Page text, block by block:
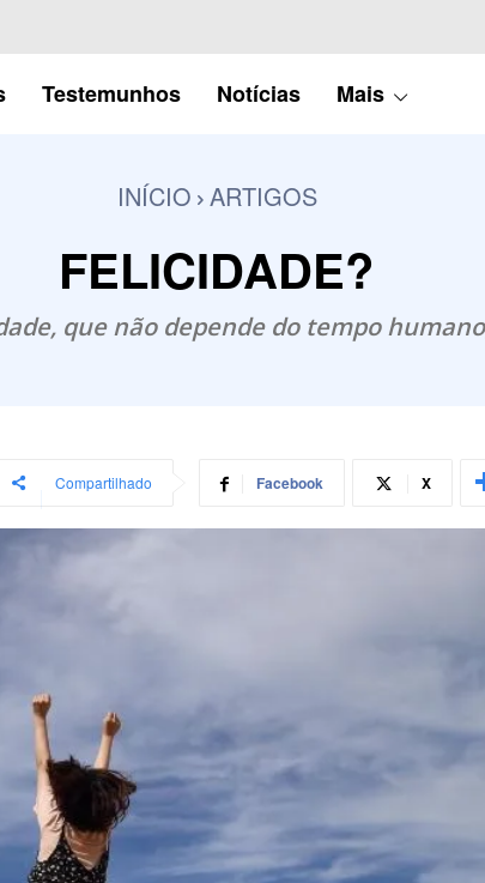
Testemunhos Notícias Mais
INÍCIO ARTIGOS
FELICIDADE?
que não depende do tempo
Compartilhado Facebook X